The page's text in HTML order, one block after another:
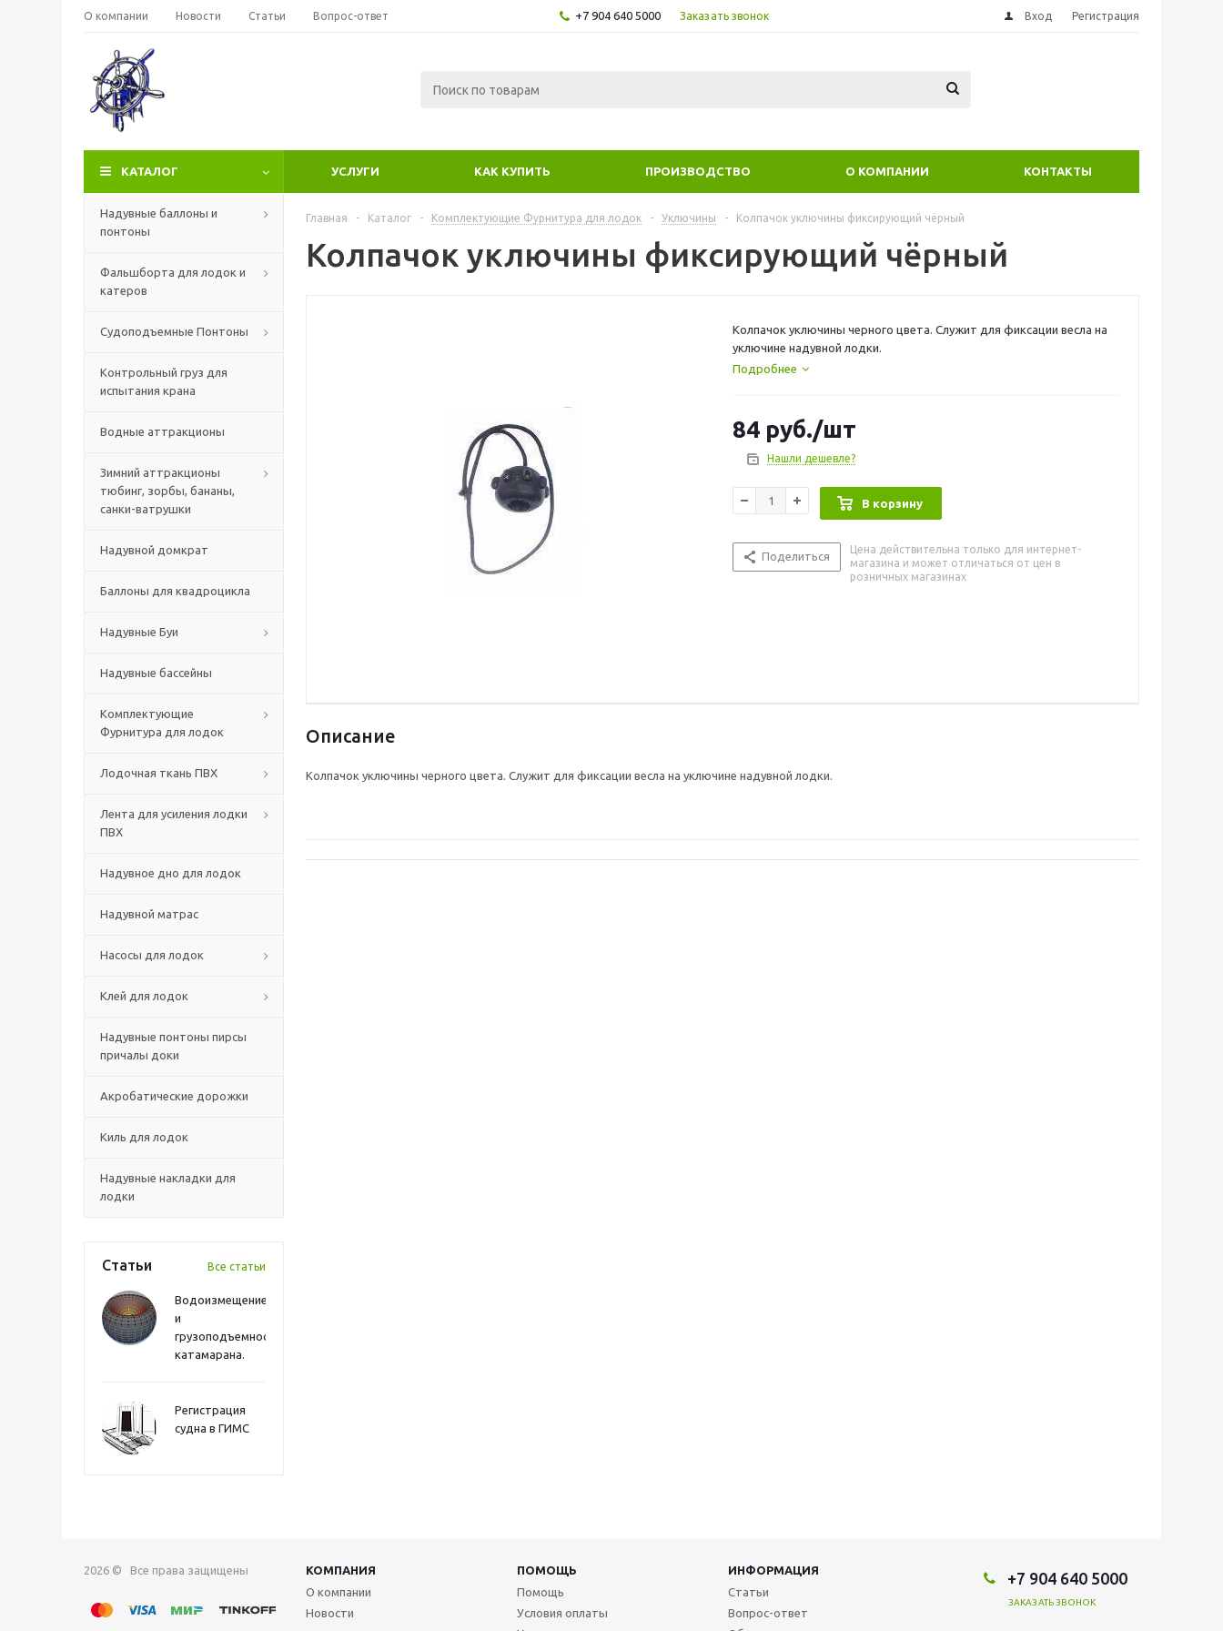
О компании Новости Статьи Вопрос-ответ +7 904 640 5000 Заказать звонок Вход Регистрация
КАТАЛОГ УСЛУГИ КАК КУПИТЬ ПРОИЗВОДСТВО О КОМПАНИИ КОНТАКТЫ
Надувные баллоны и
понтоны
Фальшборта для лодок и
катеров
Судоподъемные Понтоны
Контрольный груз для
испытания крана
Водные аттракционы
Зимний аттракционы
тюбинг, зорбы, бананы,
санки-ватрушки
Надувной домкрат
Баллоны для квадроцикла
Надувные Буи
Надувные бассейны
Комплектующие
Фурнитура для лодок
Лодочная ткань ПВХ
Лента для усиления лодки
ПВХ
Надувное дно для лодок
Надувной матрас
Насосы для лодок
Клей для лодок
Надувные понтоны пирсы
причалы доки
Акробатические дорожки
Киль для лодок
Надувные накладки для
лодки
Статьи Все статьи
Водоизмещение
и
грузоподъемность
катамарана.
Регистрация
судна в ГИМС
Главная - Каталог - Комплектующие Фурнитура для лодок - Уключины - Колпачок уключины фиксирующий чёрный
Колпачок уключины фиксирующий чёрный
Колпачок уключины черного цвета. Служит для фиксации весла на
уключине надувной лодки.
Подробнее
84 руб./шт
Нашли дешевле?
В корзину
Поделиться
Цена действительна только для интернет-
магазина и может отличаться от цен в
розничных магазинах
Описание
Колпачок уключины черного цвета. Служит для фиксации весла на уключине надувной лодки.
2026 © Все права защищены КОМПАНИЯ ПОМОЩЬ
ИНФОРМАЦИЯ
О компании
Новости
Помощь
Условия оплаты
Статьи
Вопрос-ответ
+7 904 640 5000
ЗАКАЗАТЬ ЗВОНОК